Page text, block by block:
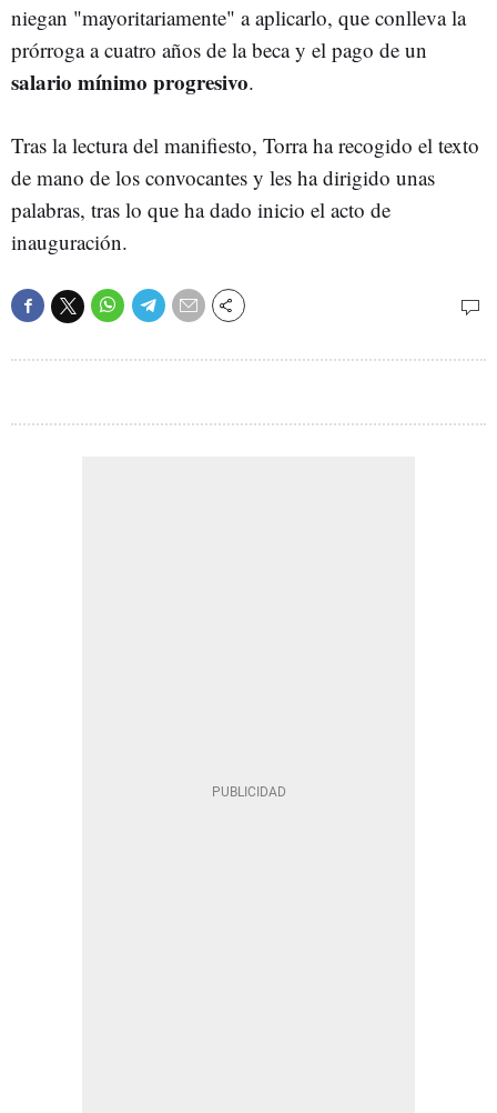
niegan "mayoritariamente" a aplicarlo, que conlleva la
prórroga a cuatro años de la beca y el pago de un
salario mínimo progresivo.
Tras la lectura del manifiesto, Torra ha recogido el texto
de mano de los convocantes y les ha dirigido unas
palabras, tras lo que ha dado inicio el acto de
inauguración.